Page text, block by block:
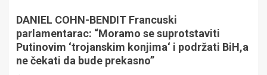
DANIEL COHN-BENDIT Francuski
parlamentarac: “Moramo se suprotstaviti
Putinovim ‘trojanskim konjima‘ i podržati BiH,a
ne čekati da bude prekasno”